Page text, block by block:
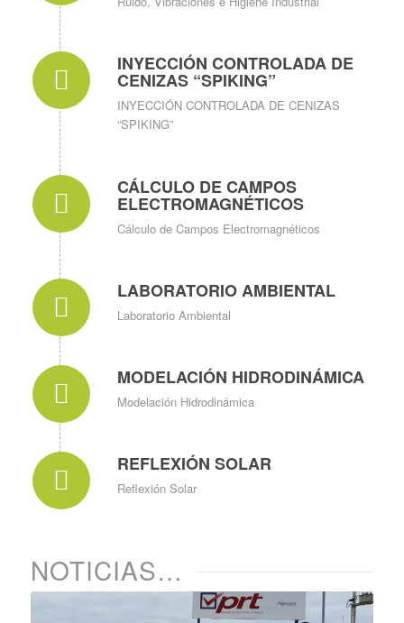
INYECCIÓN CONTROLADA DE
CENIZAS “SPIKING”
INYECCIÓN CONTROLADA DE CENIZAS
“SPIKING”
CÁLCULO DE CAMPOS
ELECTROMAGNÉTICOS
Cálculo de Campos Electromagnéticos
LABORATORIO AMBIENTAL
Laboratorio Ambiental
MODELACIÓN HIDRODINÁMICA
Modelación Hidrodinámica
REFLEXIÓN SOLAR
Reflexión Solar
NOTICIAS…